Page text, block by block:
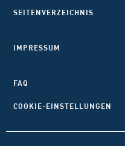
SEITENVERZEICHNIS
IMPRESSUM
FAQ
COOKIE-EINSTELLUNGEN